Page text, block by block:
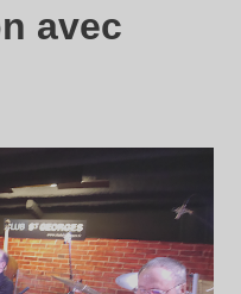
avec